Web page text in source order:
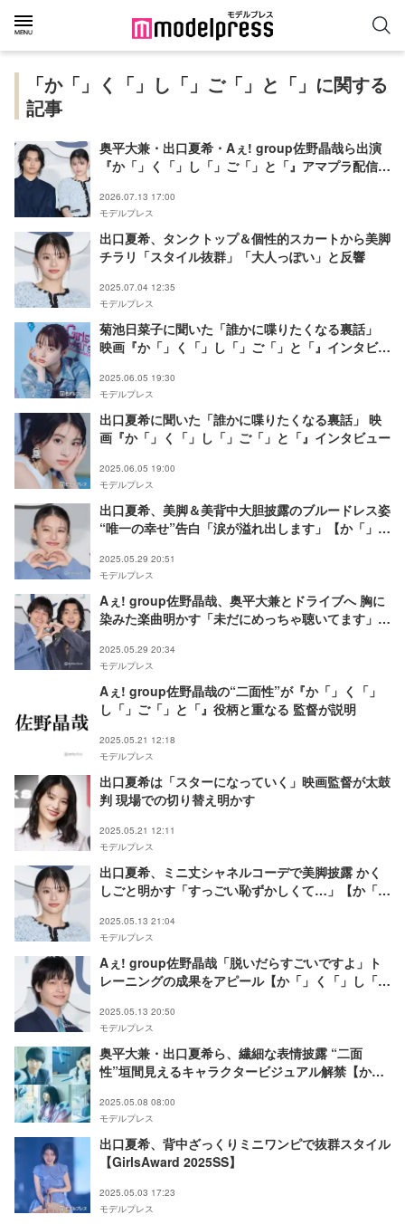
「か「」く「」し「」ご「」と「」に関する
記事
奥平大兼・出口夏希・Aぇ! group佐野晶哉ら出演
『か「」く「」し「」ご「」と「』アマプラ配信
2026.07.13 17:00
モデルプレス
出口夏希、タンクトップ＆個性的スカートから美脚
チラリ「スタイル抜群」「大人っぽい」と反響
2025.07.04 12:35
モデルプレス
菊池日菜子に聞いた「誰かに喋りたくなる裏話」
映画『か「」く「」し「」ご「」と「』インタビュ
2025.06.05 19:30
モデルプレス
出口夏希に聞いた「誰かに喋りたくなる裏話」 映
画『か「」く「」し「」ご「」と「』インタビュー
2025.06.05 19:00
モデルプレス
出口夏希、美脚＆美背中大胆披露のブルードレス姿
“唯一の幸せ”告白「涙が溢れ出します」【か「」く
2025.05.29 20:51
モデルプレス
Aぇ! group佐野晶哉、奥平大兼とドライブへ 胸に
染みた楽曲明かす「未だにめっちゃ聴いてます」
2025.05.29 20:34
モデルプレス
Aぇ! group佐野晶哉の“二面性”が『か「」く「」
し「」ご「」と「』役柄と重なる 監督が説明
2025.05.21 12:18
モデルプレス
出口夏希は「スターになっていく」映画監督が太鼓
判 現場での切り替え明かす
2025.05.21 12:11
モデルプレス
出口夏希、ミニ丈シャネルコーデで美脚披露 かく
しごと明かす「すっごい恥ずかしくて…」【か「」
2025.05.13 21:04
モデルプレス
Aぇ! group佐野晶哉「脱いだらすごいですよ」ト
レーニングの成果をアピール【か「」く「」し「」
2025.05.13 20:50
モデルプレス
奥平大兼・出口夏希ら、繊細な表情披露 “二面
性”垣間見えるキャラクタービジュアル解禁【か
2025.05.08 08:00
モデルプレス
出口夏希、背中ざっくりミニワンピで抜群スタイル
【GirlsAward 2025SS】
2025.05.03 17:23
モデルプレス